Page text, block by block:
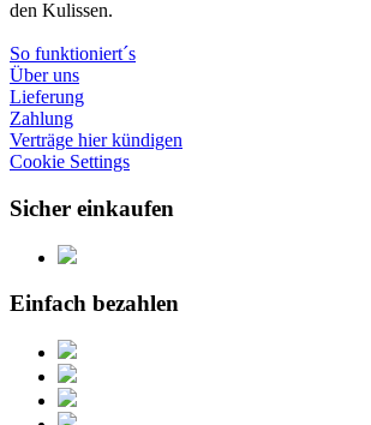
den Kulissen.
So funktioniert´s
Über uns
Lieferung
Zahlung
Verträge hier kündigen
Cookie Settings
Sicher einkaufen
Einfach bezahlen